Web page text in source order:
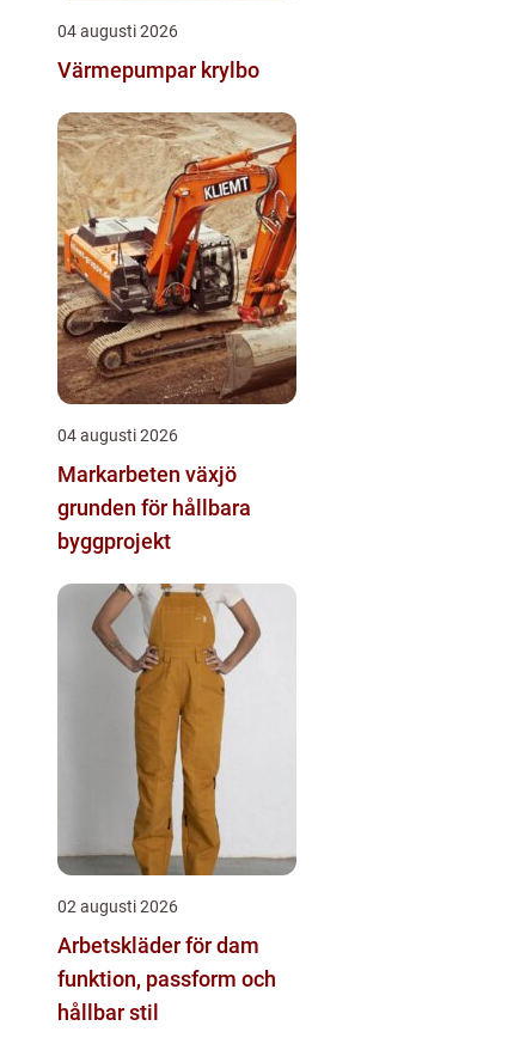
04 augusti 2026
Värmepumpar krylbo
04 augusti 2026
Markarbeten växjö
grunden för hållbara
byggprojekt
02 augusti 2026
Arbetskläder för dam
funktion, passform och
hållbar stil